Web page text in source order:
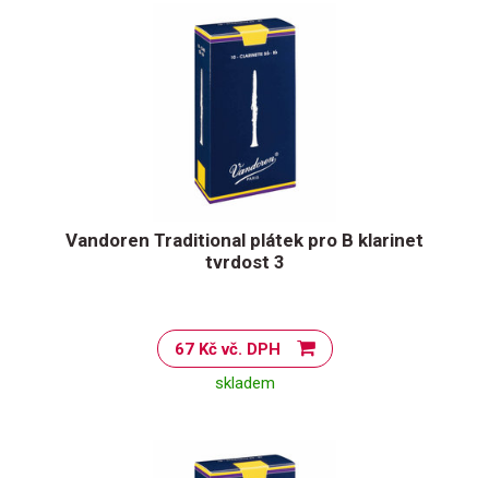
Vandoren Traditional plátek pro B klarinet
tvrdost 3
67 Kč vč. DPH
skladem